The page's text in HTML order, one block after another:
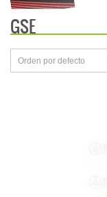
GSE
Orden por defecto